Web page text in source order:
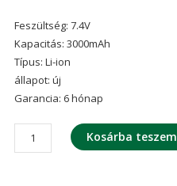
Feszültség: 7.4V
Kapacitás: 3000mAh
Típus: Li-ion
állapot: új
Garancia: 6 hónap
akku/akkumulátor
Kosárba teszem